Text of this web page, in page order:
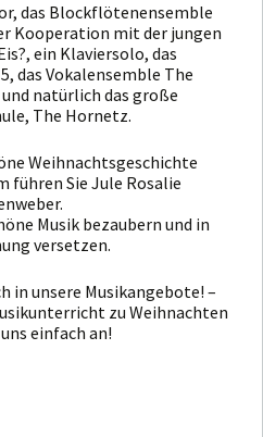
das Blockflötenensemble
Kooperation mit der jungen
ein Klaviersolo, das
das Vokalensemble The
und natürlich das große
The Hornetz.
Weihnachtsgeschichte
führen Sie Jule Rosalie
Musik bezaubern und in
versetzen.
in unsere Musikangebote! –
zu Weihnachten
einfach an!